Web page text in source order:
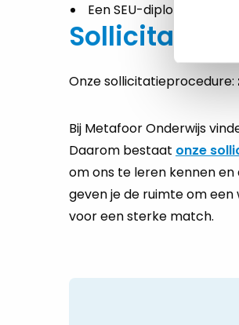
Een SEU-diploma of
Onze sollicitatieprocedure:
Bij Metafoor Onderwijs
Daarom bestaat onze
om ons te leren kennen
geven je de ruimte om
voor een sterke match.